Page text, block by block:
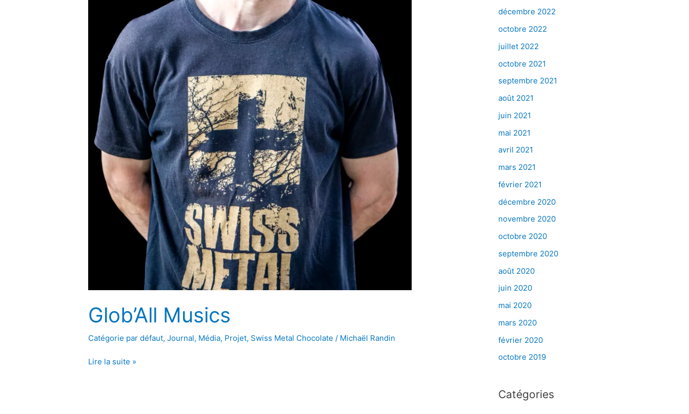
Glob’All Musics
Catégorie par défaut,Journal, Média, Projet, Swiss Metal Chocolate / Michaël Randin
Glob’All
Lire la suite »
décembre 2022
octobre 2022
juillet 2022
octobre 2021
septembre 2021
août 2021
juin 2021
mai 2021
avril 2021
mars 2021
février 2021
décembre 2020
novembre 2020
octobre 2020
septembre 2020
août 2020
juin 2020
mai 2020
mars 2020
février 2020
octobre 2019
Catégories